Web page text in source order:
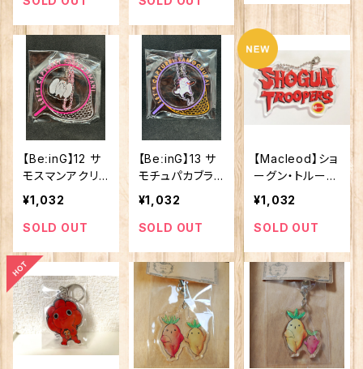
【BeːinG】12 サ
モスマンアクリ
ルキーホルダー
¥1,032
SOLD OUT
【BeːinG】13 サ
モチュパカブラ
アクリルキーホ
ルダー
¥1,032
SOLD OUT
【Macleod】ショ
ーグン・トルーパ
ーズ キーホルダ
¥1,032
SOLD OUT